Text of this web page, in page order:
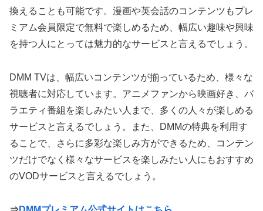
換えることも可能です。漫画や英会話のコンテンツもプレ
ミアム会員限定で無料で楽しめるため、幅広い趣味や興味
を持つ人にとっては魅力的なサービスと言えるでしょう。
DMM TVは、幅広いコンテンツが揃っているため、様々な
視聴者に対応しています。アニメファンから映画好き、バ
ラエティ番組を楽しみたい人まで、多くの人々が楽しめる
サービスと言えるでしょう。また、DMMの特典を利用す
ることで、さらに多彩な楽しみ方ができるため、コンテン
ツだけでなく様々なサービスを楽しみたい人にもおすすめ
のVODサービスと言えるでしょう。